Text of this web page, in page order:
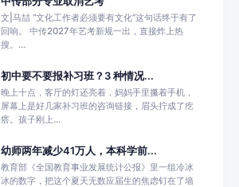
文|马喆 “文化工作者必须要有文化”这句话终于有了
回响。 中传2027年艺考新规一出，直接炸上热
搜。...
初中要不要报补习班？3 种情况...
晚上十点，客厅的灯还亮着，妈妈手里攥着手机，
屏幕上是好几家补习班的咨询链接，眉头拧成了疙
瘩。孩子刚上...
幼师两年减少41万人，本科学前...
教育部《全国教育事业发展统计公报》里一组冷冰
冰的数字，把这个夏天无数应届生的焦虑钉在了墙